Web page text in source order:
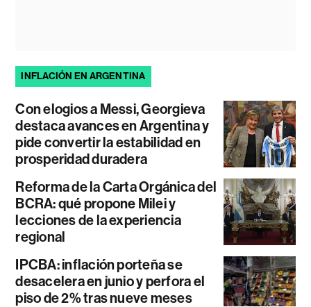
INFLACIÓN EN ARGENTINA
Con elogios a Messi, Georgieva
destaca avances en Argentina y
pide convertir la estabilidad en
prosperidad duradera
Reforma de la Carta Orgánica del
BCRA: qué propone Milei y
lecciones de la experiencia
regional
IPCBA: inflación porteña se
desacelera en junio y perfora el
piso de 2% tras nueve meses